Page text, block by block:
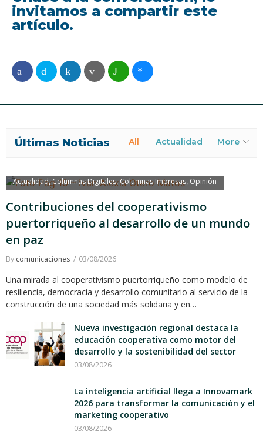
invitamos a compartir este
artículo.
Últimas Noticias All Actualidad More
Actualidad,Columnas Digitales,Columnas Impresas Opinión
Contribuciones del cooperativismo
puertorriqueño al desarrollo de un mundo
en paz
By comunicaciones 03/08/2026
Una mirada al cooperativismo puertorriqueño como modelo de
resiliencia, democracia y desarrollo comunitario al servicio de la
construcción de una sociedad más solidaria y en…
Nueva investigación regional destaca la
educación cooperativa como motor del
desarrollo y la sostenibilidad del sector
03/08/2026
La inteligencia artificial llega a Innovamark
2026 para transformar la comunicación y el
marketing cooperativo
03/08/2026